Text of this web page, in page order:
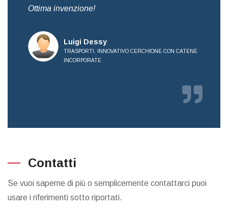
Ottima invenzione!
Luigi Dessy
TRASPORTI, INNOVATIVO CERCHIONE CON CATENE
INCORPORATE
Contatti
Se vuoi saperne di più o semplicemente contattarci puoi
usare i riferimenti sotto riportati.